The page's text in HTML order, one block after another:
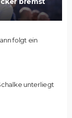
folgt ein
unterliegt